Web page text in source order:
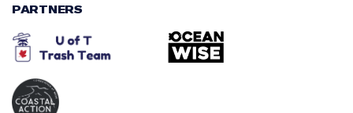
PARTNERS